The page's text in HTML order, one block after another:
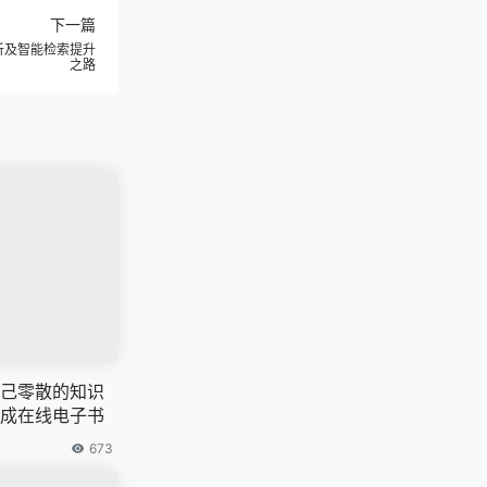
下一篇
智能检索提升
之路
零散的知识
在线电子书
673